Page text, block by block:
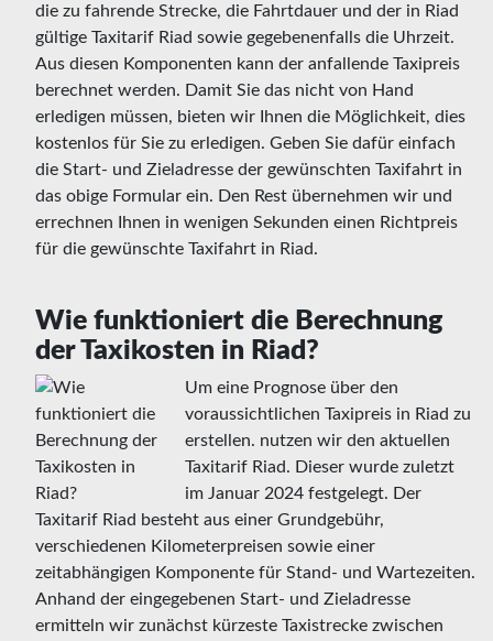
die zu fahrende Strecke, die Fahrtdauer und der in Riad
gültige Taxitarif Riad sowie gegebenenfalls die Uhrzeit.
Aus diesen Komponenten kann der anfallende Taxipreis
berechnet werden. Damit Sie das nicht von Hand
erledigen müssen, bieten wir Ihnen die Möglichkeit, dies
kostenlos für Sie zu erledigen. Geben Sie dafür einfach
die Start- und Zieladresse der gewünschten Taxifahrt in
das obige Formular ein. Den Rest übernehmen wir und
errechnen Ihnen in wenigen Sekunden einen Richtpreis
für die gewünschte Taxifahrt in Riad.
Wie funktioniert die Berechnung
der Taxikosten in Riad?
Um eine Prognose über den
voraussichtlichen Taxipreis in Riad zu
erstellen. nutzen wir den aktuellen
Taxitarif Riad. Dieser wurde zuletzt
im Januar 2024 festgelegt. Der
Taxitarif Riad besteht aus einer Grundgebühr,
verschiedenen Kilometerpreisen sowie einer
zeitabhängigen Komponente für Stand- und Wartezeiten.
Anhand der eingegebenen Start- und Zieladresse
ermitteln wir zunächst kürzeste Taxistrecke zwischen